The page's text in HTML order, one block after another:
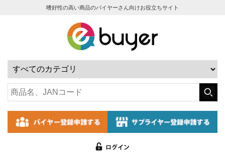
嗜好性の高い商品のバイヤーさん向けお役立ちサイト